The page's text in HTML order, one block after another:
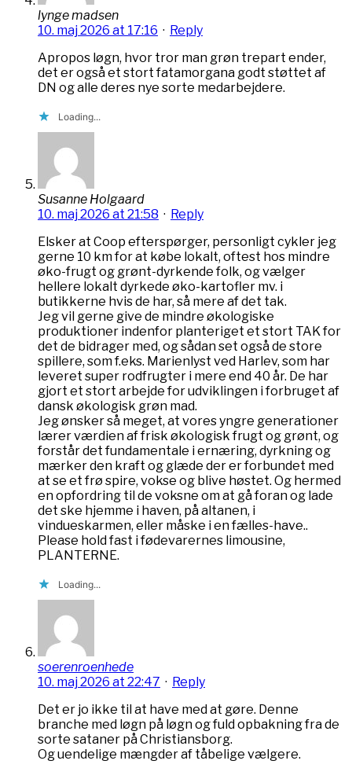
lynge madsen
10. maj 2026 at 17:16 · Reply
Apropos løgn, hvor tror man grøn trepart ender,
det er også et stort fatamorgana godt støttet af
DN og alle deres nye sorte medarbejdere.
Loading...
Susanne Holgaard
10. maj 2026 at 21:58 · Reply
Elsker at Coop efterspørger, personligt cykler jeg
gerne 10 km for at købe lokalt, oftest hos mindre
øko-frugt og grønt-dyrkende folk, og vælger
hellere lokalt dyrkede øko-kartofler mv. i
butikkerne hvis de har, så mere af det tak.
Jeg vil gerne give de mindre økologiske
produktioner indenfor planteriget et stort TAK for
det de bidrager med, og sådan set også de store
spillere, som f.eks. Marienlyst ved Harlev, som har
leveret super rodfrugter i mere end 40 år. De har
gjort et stort arbejde for udviklingen i forbruget af
dansk økologisk grøn mad.
Jeg ønsker så meget, at vores yngre generationer
lærer værdien af frisk økologisk frugt og grønt, og
forstår det fundamentale i ernæring, dyrkning og
mærker den kraft og glæde der er forbundet med
at se et frø spire, vokse og blive høstet. Og hermed
en opfordring til de voksne om at gå foran og lade
det ske hjemme i haven, på altanen, i
vindueskarmen, eller måske i en fælles-have..
Please hold fast i fødevarernes limousine,
PLANTERNE.
Loading...
soerenroenhede
10. maj 2026 at 22:47 · Reply
Det er jo ikke til at have med at gøre. Denne
branche med løgn på løgn og fuld opbakning fra de
sorte sataner på Christiansborg.
Og uendelige mængder af tåbelige vælgere.